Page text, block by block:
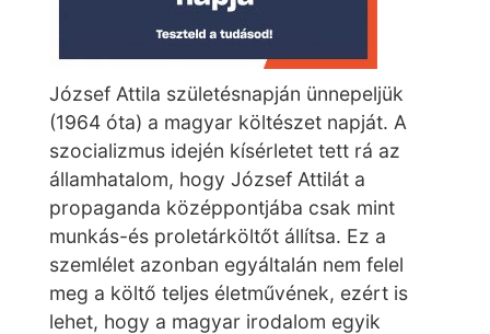
József Attila születésnapján ünnepeljük
(1964 óta) a magyar költészet napját. A
szocializmus idején kísérletet tett rá az
államhatalom, hogy József Attilát a
propaganda középpontjába csak mint
munkás-és proletárköltőt állítsa. Ez a
szemlélet azonban egyáltalán nem felel
meg a költő teljes életművének, ezért is
lehet, hogy a magyar irodalom egyik